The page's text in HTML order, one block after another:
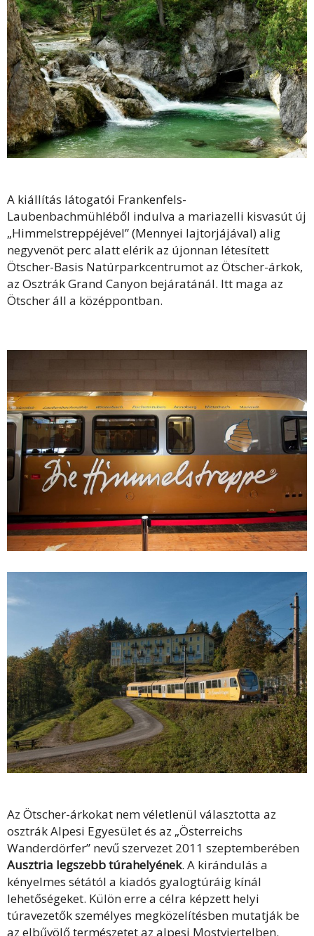
A kiállítás látogatói Frankenfels-
Laubenbachmühléből indulva a mariazelli kisvasút új
„Himmelstreppéjével” (Mennyei lajtorjájával) alig
negyvenöt perc alatt elérik az újonnan létesített
Ötscher-Basis Natúrparkcentrumot az Ötscher-árkok,
az Osztrák Grand Canyon bejáratánál. Itt maga az
Ötscher áll a középpontban.
Az Ötscher-árkokat nem véletlenül választotta az
osztrák Alpesi Egyesület és az „Österreichs
Wanderdörfer” nevű szervezet 2011 szeptemberében
Ausztria legszebb túrahelyének. A kirándulás a
kényelmes sétától a kiadós gyalogtúráig kínál
lehetőségeket. Külön erre a célra képzett helyi
túravezetők személyes megközelítésben mutatják be
az elbűvölő természetet az alpesi Mostviertelben.